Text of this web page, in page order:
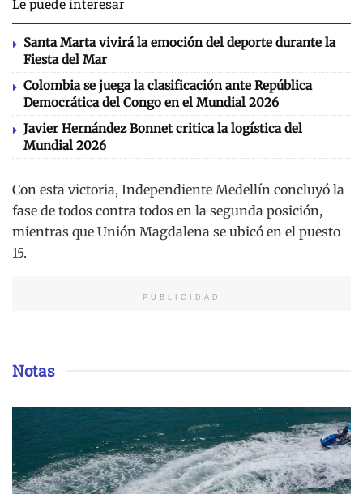
Le puede interesar
Santa Marta vivirá la emoción del deporte durante la
Fiesta del Mar
Colombia se juega la clasificación ante República
Democrática del Congo en el Mundial 2026
Javier Hernández Bonnet critica la logística del
Mundial 2026
Con esta victoria, Independiente Medellín concluyó la
fase de todos contra todos en la segunda posición,
mientras que Unión Magdalena se ubicó en el puesto
15.
PUBLICIDAD
Notas